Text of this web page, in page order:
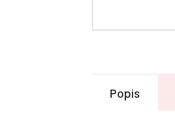
Popis